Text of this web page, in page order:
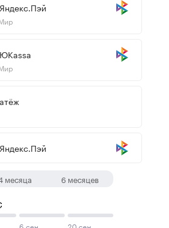
месяца 6 месяцев